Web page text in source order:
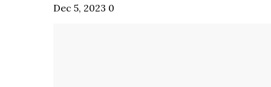
Dec 5, 2023 0